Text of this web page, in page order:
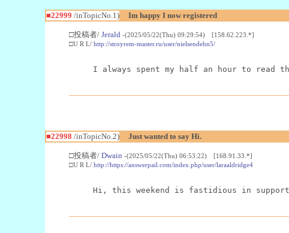
■22999 /inTopicNo.1) Im happy I now registered
□投稿者/ Jerald -(2025/05/22(Thu) 09:29:54) [158.62.223.*]
□U R L/ http://stroyrem-master.ru/user/nielsendehn5/
I always spent my half an hour to read
■22998 /inTopicNo.2) Just wanted to say Hi.
□投稿者/ Dwain -(2025/05/22(Thu) 06:53:22) [168.91.33.*]
□U R L/ http://https://answerpail.com/index.php/user/laraaldridge4
Hi, this weekend is fastidious in